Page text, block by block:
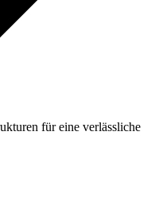
für eine verlässliche